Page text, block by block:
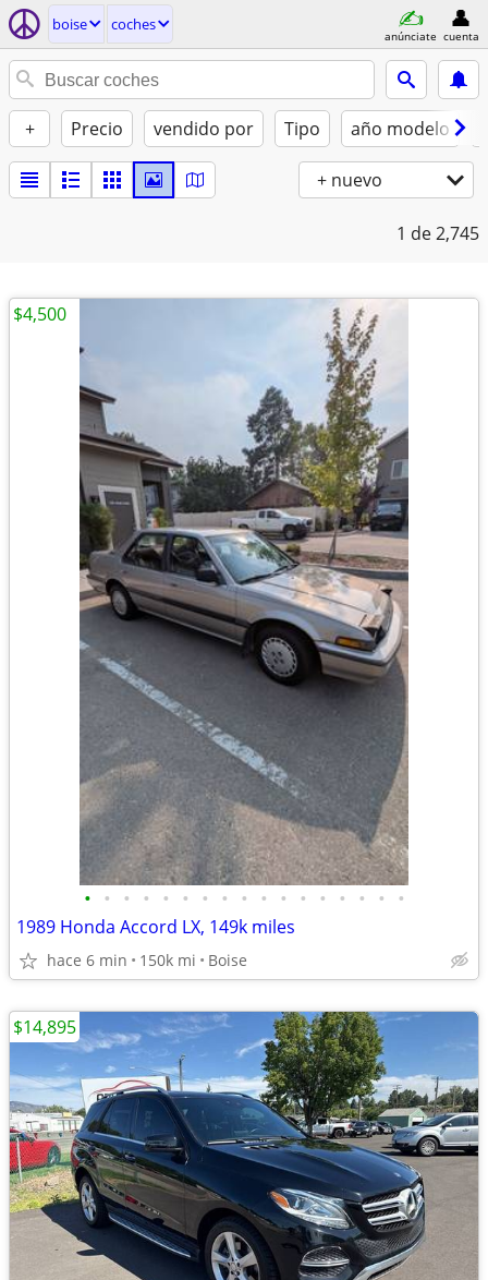
boise coches
anúnciate cuenta
+ Precio vendido por Tipo año modelo
+ nuevo
1 de 2,745
• • • • • • • • • • • • • • • • •
1989 Honda Accord LX, 149k miles
hace 6 min 150k mi Boise
$4,500
$14,895